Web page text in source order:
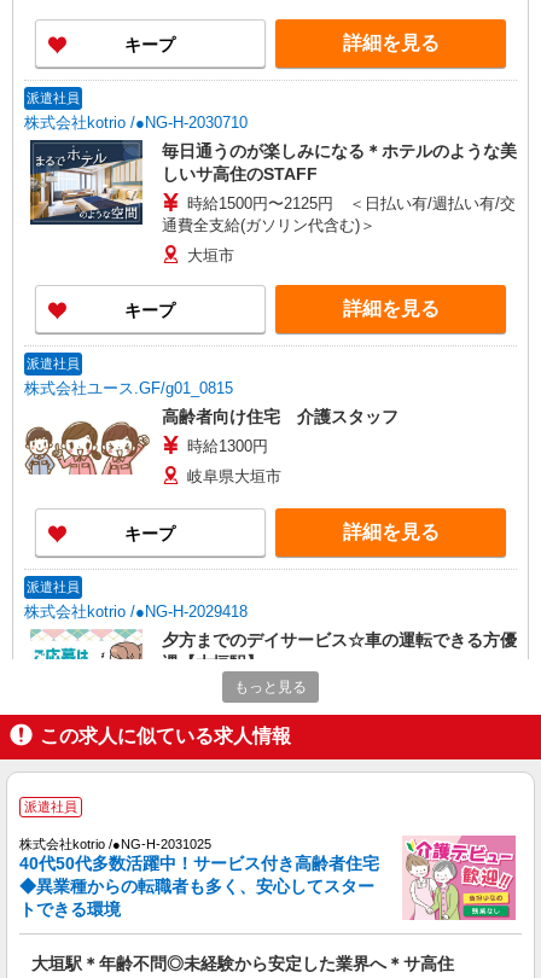
キープ 詳細を見る
派遣社員
株式会社kotrio /●NG-H-2030710
毎日通うのが楽しみになる＊ホテルのような美
しいサ高住のSTAFF
時給1500円〜2125円 ＜日払い有/週払い有/交
通費全支給(ガソリン代含む)＞
大垣市
キープ 詳細を見る
派遣社員
株式会社ユース.GF/g01_0815
高齢者向け住宅 介護スタッフ
時給1300円
岐阜県大垣市
キープ 詳細を見る
派遣社員
株式会社kotrio /●NG-H-2029418
夕方までのデイサービス☆車の運転できる方優
遇【大垣駅】
時給1500円〜2125円 ＜日払い有/週払い有/交
通費全支給(ガソリン代含む)＞
大垣市
派遣社員
株式会社kotrio /●NG-H-1614103
綺麗な高齢者マンションの見守りスタッフ＠大
時給1500円〜2125円 ＜日払い有/週払い有/交
もっと見る
この求人に似ている求人情報
派遣社員
株式会社kotrio /●NG-H-2031025
40代50代多数活躍中！サービス付き高齢者住宅
◆異業種からの転職者も多く、安心してスター
トできる環境
大垣駅＊年齢不問◎未経験から安定した業界へ＊サ高住